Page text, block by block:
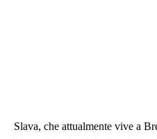
Slava, che attualmente vive a